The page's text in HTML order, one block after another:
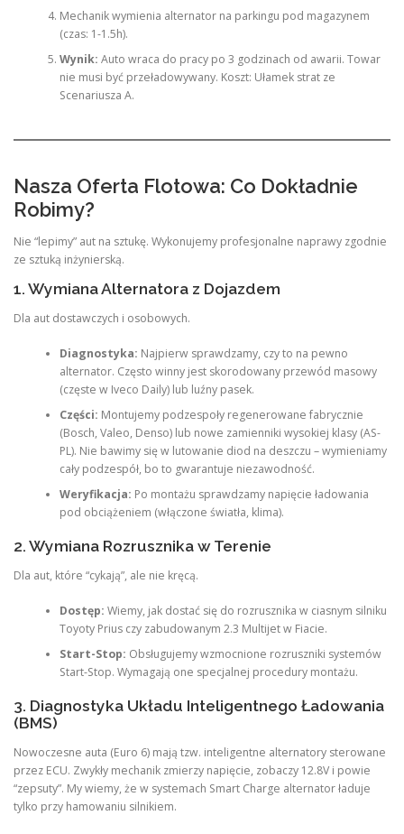
Mechanik wymienia alternator na parkingu pod magazynem
(czas: 1-1.5h).
Wynik: Auto wraca do pracy po 3 godzinach od awarii. Towar
nie musi być przeładowywany. Koszt: Ułamek strat ze
Scenariusza A.
Nasza Oferta Flotowa: Co Dokładnie
Robimy?
Nie “lepimy” aut na sztukę. Wykonujemy profesjonalne naprawy zgodnie
ze sztuką inżynierską.
1. Wymiana Alternatora z Dojazdem
Dla aut dostawczych i osobowych.
Diagnostyka: Najpierw sprawdzamy, czy to na pewno
alternator. Często winny jest skorodowany przewód masowy
(częste w Iveco Daily) lub luźny pasek.
Części: Montujemy podzespoły regenerowane fabrycznie
(Bosch, Valeo, Denso) lub nowe zamienniki wysokiej klasy (AS-
PL). Nie bawimy się w lutowanie diod na deszczu – wymieniamy
cały podzespół, bo to gwarantuje niezawodność.
Weryfikacja: Po montażu sprawdzamy napięcie ładowania
pod obciążeniem (włączone światła, klima).
2. Wymiana Rozrusznika w Terenie
Dla aut, które “cykają”, ale nie kręcą.
Dostęp: Wiemy, jak dostać się do rozrusznika w ciasnym silniku
Toyoty Prius czy zabudowanym 2.3 Multijet w Fiacie.
Start-Stop: Obsługujemy wzmocnione rozruszniki systemów
Start-Stop. Wymagają one specjalnej procedury montażu.
3. Diagnostyka Układu Inteligentnego Ładowania
(BMS)
Nowoczesne auta (Euro 6) mają tzw. inteligentne alternatory sterowane
przez ECU. Zwykły mechanik zmierzy napięcie, zobaczy 12.8V i powie
“zepsuty”. My wiemy, że w systemach Smart Charge alternator ładuje
tylko przy hamowaniu silnikiem.